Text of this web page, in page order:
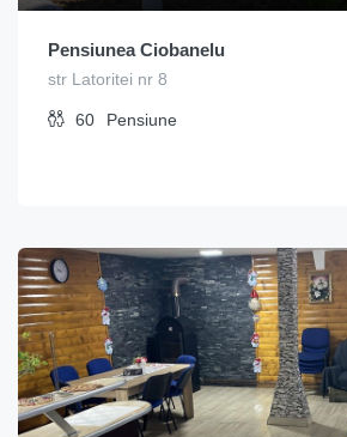
Pensiunea Ciobanelu
str Latoritei nr 8
60 Pensiune